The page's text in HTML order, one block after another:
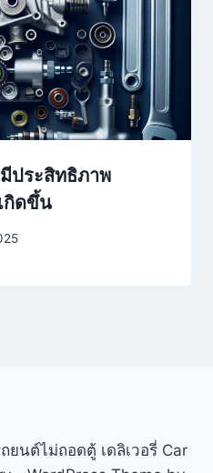
ประสิทธิภาพ
กิดขึ้น
นต์ไม่ถอดตู้ เดลิเวอรี่ Car